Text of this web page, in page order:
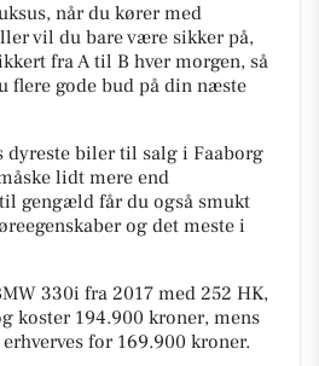
når du kører med
vil du bare være sikker på,
fra A til B hver morgen, så
flere gode bud på din næste
dyreste biler til salg i Faaborg
lidt mere end
gengæld får du også smukt
og det meste i
330i fra 2017 med 252 HK,
koster 194.900 kroner, mens
for 169.900 kroner.